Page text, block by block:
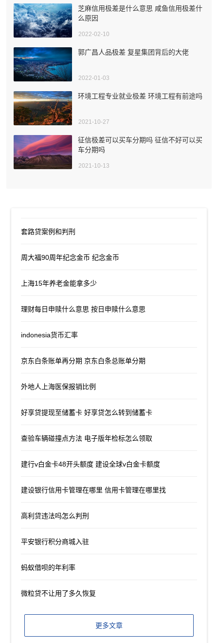
芝麻信用极差是什么意思 咸鱼信用极差什
么原因
2022-02-10
郭广昌人品极差 复星集团背后的大佬
2022-01-03
环境工程专业就业极差 环境工程有前途吗
2021-10-27
征信极差可以买车分期吗 征信不好可以买
车分期吗
2021-10-13
套路贷案例和判刑
周大福90周年纪念金币 纪念金币
上海15年养老金能拿多少
理财每日申赎什么意思 按日申赎什么意思
indonesia货币汇率
京东白条账单再分期 京东白条总账单分期
外地人上海医保报销比例
好享贷提现至储蓄卡 好享贷怎么转到储蓄卡
查验车辆碰撞点方法 电子版年检标怎么领取
建行v白金卡48开头额度 建设全球v白金卡额度
建设银行信用卡管理在哪里 信用卡管理在哪里找
高利贷违法吗怎么判刑
平安银行积分商城入驻
蚂蚁借呗的年利率
微粒贷不让用了多久恢复
更多文章